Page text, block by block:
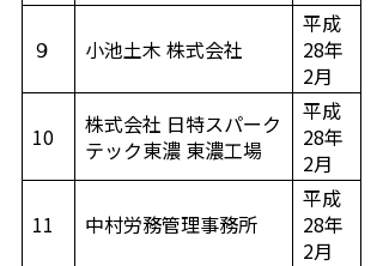
９ 小池土木 株式会社
平成
28年
2月
10
株式会社 日特スパーク
テック東濃 東濃工場
平成
28年
2月
11 中村労務管理事務所
平成
28年
2月